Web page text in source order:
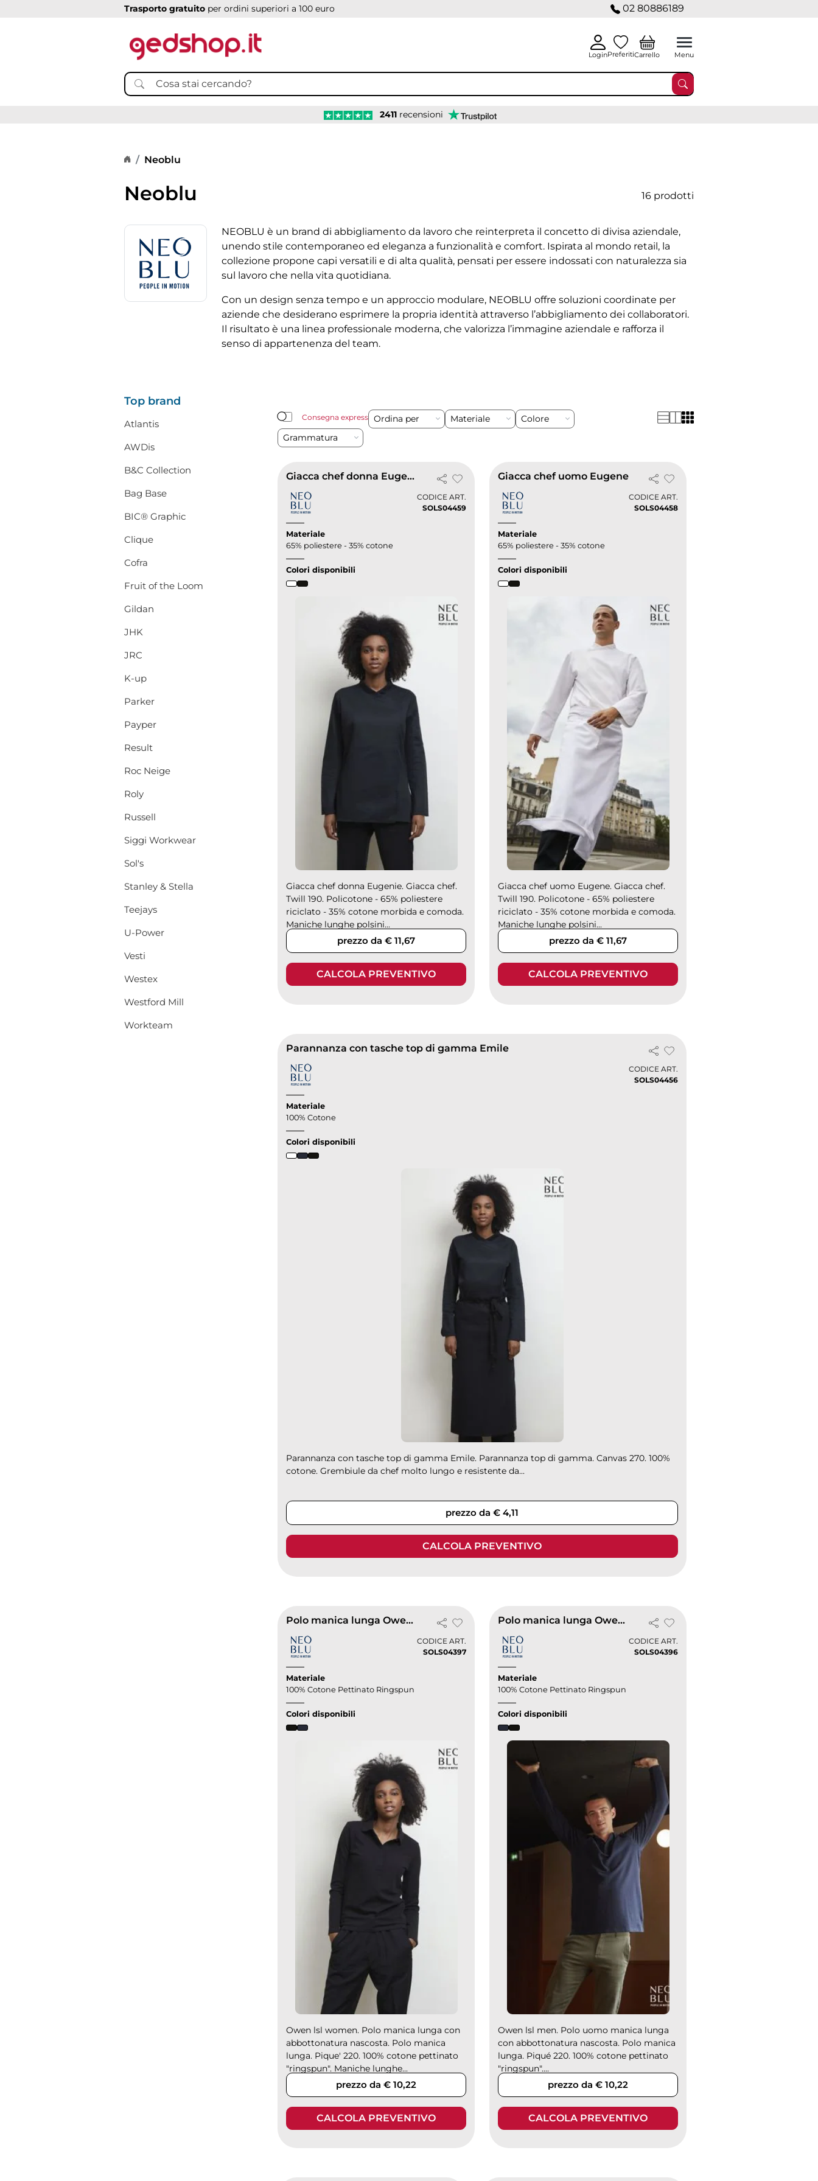
Trasporto gratuito per ordini superiori a 100 euro 02 80886189
LoginPreferitiCarrello Menu
2411 recensioni
Home page
Neoblu
Neoblu 16 prodotti
NEOBLU è un brand di abbigliamento da lavoro che reinterpreta il concetto di divisa aziendale,
unendo stile contemporaneo ed eleganza a funzionalità e comfort. Ispirata al mondo retail, la
collezione propone capi versatili e di alta qualità, pensati per essere indossati con naturalezza sia
sul lavoro che nella vita quotidiana.
Con un design senza tempo e un approccio modulare, NEOBLU offre soluzioni coordinate per
aziende che desiderano esprimere la propria identità attraverso l’abbigliamento dei collaboratori.
Il risultato è una linea professionale moderna, che valorizza l’immagine aziendale e rafforza il
senso di appartenenza del team.
Top brand
Atlantis
AWDis
B&C Collection
Bag Base
BIC® Graphic
Clique
Cofra
Fruit of the Loom
Gildan
JHK
JRC
K-up
Parker
Payper
Result
Roc Neige
Roly
Russell
Siggi Workwear
Sol's
Stanley & Stella
Teejays
U-Power
Vesti
Westex
Westford Mill
Workteam
Consegna express Ordina per Materiale
Colore
Grammatura
Giacca chef donna Eugenie
CODICE ART.
SOLS04459
Materiale
65% poliestere - 35% cotone
Colori disponibili
Giacca chef donna Eugenie. Giacca chef.
Twill 190. Policotone - 65% poliestere
riciclato - 35% cotone morbida e comoda.
Maniche lunghe polsini...
prezzo da € 11,67
CALCOLA PREVENTIVO
Giacca chef uomo Eugene
CODICE ART.
SOLS04458
Materiale
65% poliestere - 35% cotone
Colori disponibili
Giacca chef uomo Eugene. Giacca chef.
Twill 190. Policotone - 65% poliestere
riciclato - 35% cotone morbida e comoda.
Maniche lunghe polsini...
prezzo da € 11,67
CALCOLA PREVENTIVO
Parannanza con tasche top di gamma Emile
CODICE ART.
SOLS04456
Materiale
100% Cotone
Colori disponibili
Parannanza con tasche top di gamma Emile. Parannanza top di gamma. Canvas 270. 100%
cotone. Grembiule da chef molto lungo e resistente da...
prezzo da € 4,11
CALCOLA PREVENTIVO
Polo manica lunga Owen women
CODICE ART.
SOLS04397
Materiale
100% Cotone Pettinato Ringspun
Colori disponibili
Owen lsl women. Polo manica lunga con
abbottonatura nascosta. Polo manica
lunga. Pique' 220. 100% cotone pettinato
"ringspun". Maniche lunghe...
prezzo da € 10,22
CALCOLA PREVENTIVO
Polo manica lunga Owen men
CODICE ART.
SOLS04396
Materiale
100% Cotone Pettinato Ringspun
Colori disponibili
Owen lsl men. Polo uomo manica lunga
con abbottonatura nascosta. Polo manica
lunga. Piqué 220. 100% cotone pettinato
"ringspun"....
prezzo da € 10,22
CALCOLA PREVENTIVO